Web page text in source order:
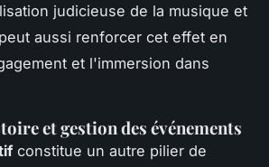
judicieuse de la musique et
aussi renforcer cet effet en
et l'immersion dans
et gestion des événements
constitue un autre pilier de